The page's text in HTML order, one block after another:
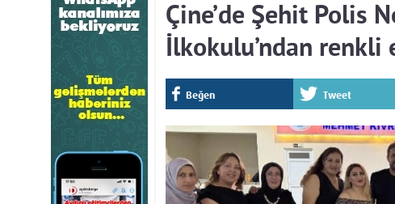
Çine’de Şehit Polis
İlkokulu’ndan renkli
Beğen Tweet